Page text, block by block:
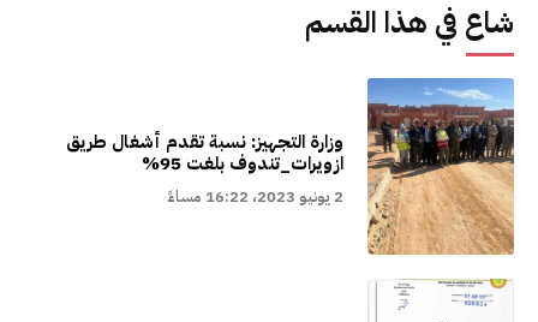
شاع في هذا القسم
وزارة التجهيز: نسبة تقدم أشغال طريق
ازويرات_تندوف بلغت 95%
2 يونيو 2023، 16:22 مساءً